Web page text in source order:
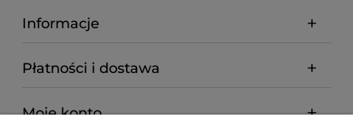
Informacje
Płatności i dostawa
Moje konto